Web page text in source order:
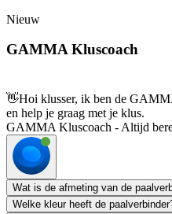
Nieuw
GAMMA Kluscoach
👋Hoi klusser, ik ben de
en help je graag met je klus.
GAMMA Kluscoach - Altijd
Wat is de afmeting van de
Welke kleur heeft de